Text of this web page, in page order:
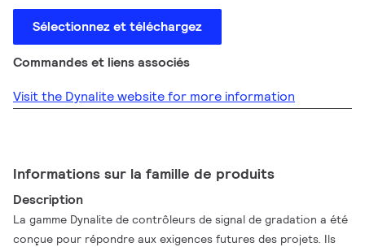
Sélectionnez et téléchargez
Commandes et liens associés
Visit the Dynalite website for more information
Informations sur la famille de produits
Description
La gamme Dynalite de contrôleurs de signal de gradation a été
conçue pour répondre aux exigences futures des projets. Ils